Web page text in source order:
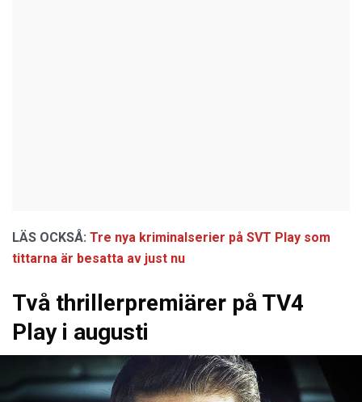
LÄS OCKSÅ: Tre nya kriminalserier på SVT Play som
tittarna är besatta av just nu
Två thrillerpremiärer på TV4
Play i augusti